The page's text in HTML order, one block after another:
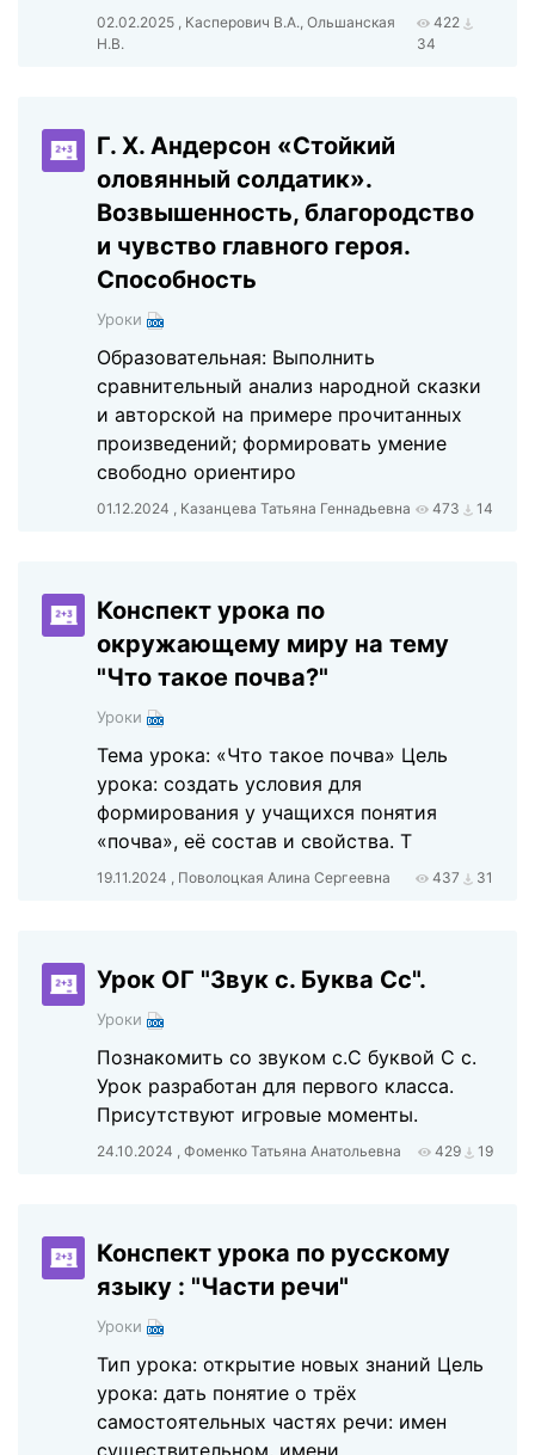
02.02.2025 , Касперович В.А., Ольшанская
Н.В.
422
34
Г. Х. Андерсон «Стойкий
оловянный солдатик».
Возвышенность, благородство
и чувство главного героя.
Способность
Уроки
Образовательная: Выполнить
сравнительный анализ народной сказки
и авторской на примере прочитанных
произведений; формировать умение
свободно ориентиро
01.12.2024 , Казанцева Татьяна Геннадьевна 473 14
Конспект урока по
окружающему миру на тему
"Что такое почва?"
Уроки
Тема урока: «Что такое почва» Цель
урока: создать условия для
формирования у учащихся понятия
«почва», её состав и свойства. Т
19.11.2024 , Поволоцкая Алина Сергеевна 437 31
Урок ОГ "Звук с. Буква Сс".
Уроки
Познакомить со звуком с.С буквой С с.
Урок разработан для первого класса.
Присутствуют игровые моменты.
24.10.2024 , Фоменко Татьяна Анатольевна 429 19
Конспект урока по русскому
языку : "Части речи"
Уроки
Тип урока: открытие новых знаний Цель
урока: дать понятие о трёх
самостоятельных частях речи: имен
существительном, имени